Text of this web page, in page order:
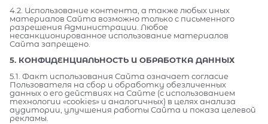
4.2. Использование контента, а также любых иных
материалов Сайта возможно только с письменного
разрешения Администрации. Любое
несанкционированное использование материалов
Сайта запрещено.
5. КОНФИДЕНЦИАЛЬНОСТЬ И ОБРАБОТКА ДАННЫХ
5.1. Факт использования Сайта означает согласие
Пользователя на сбор и обработку обезличенных
данных о его действиях на Сайте (с использованием
технологии «cookies» и аналогичных) в целях анализа
аудитории, улучшения работы Сайта и показа целевой
рекламы.